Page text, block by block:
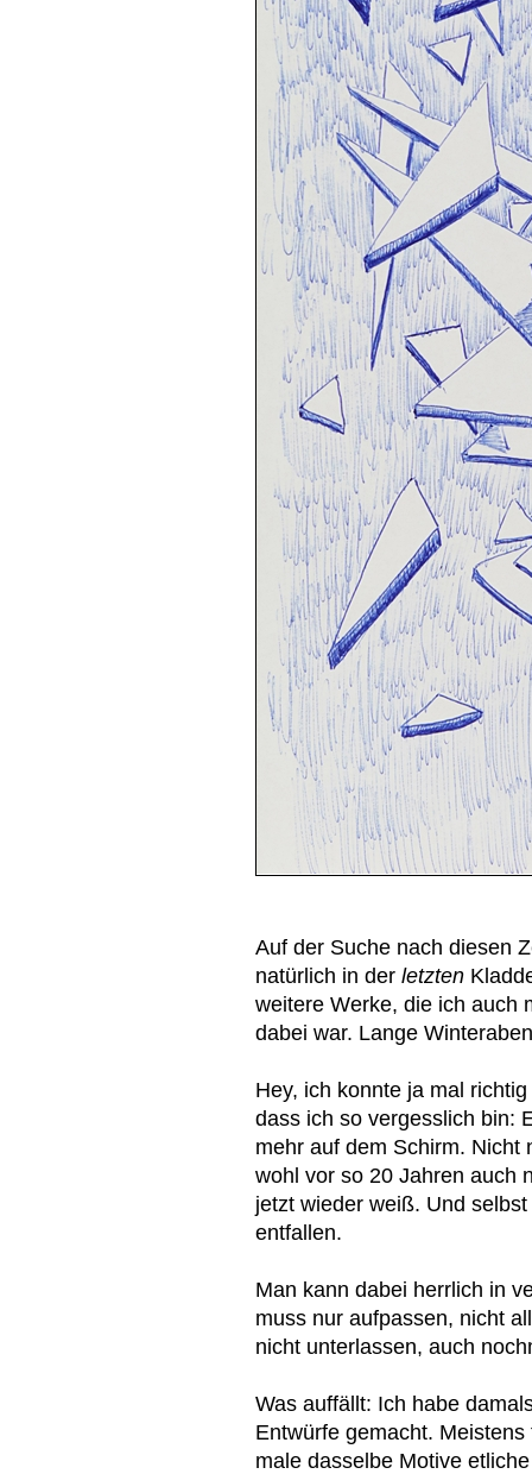
Auf der Suche nach diesen
natürlich in der letzten
weitere Werke, die ich auch
dabei war. Lange
Hey, ich konnte ja mal
dass ich so vergesslich bin:
mehr auf dem Schirm. Nicht
wohl vor so 20 Jahren auch
jetzt wieder weiß. Und
entfallen.
Man kann dabei herrlich in
muss nur aufpassen, nicht
nicht unterlassen, auch
Was auffällt: Ich habe
Entwürfe gemacht.
male dasselbe Motive